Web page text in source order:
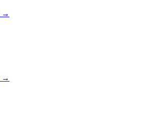
عرض دليل الترجمة →
عرض دليل الترجمة →